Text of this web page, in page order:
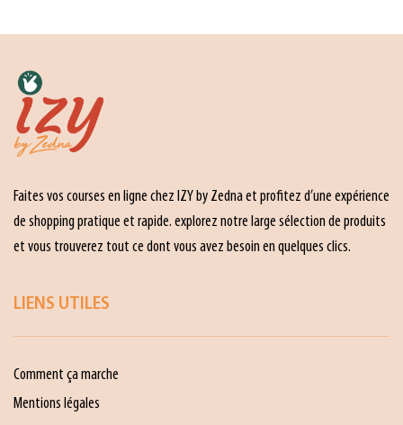
Faites vos courses en ligne chez IZY by Zedna et profitez d’une expérience
de shopping pratique et rapide. explorez notre large sélection de produits
et vous trouverez tout ce dont vous avez besoin en quelques clics.
LIENS UTILES
Comment ça marche
Mentions légales